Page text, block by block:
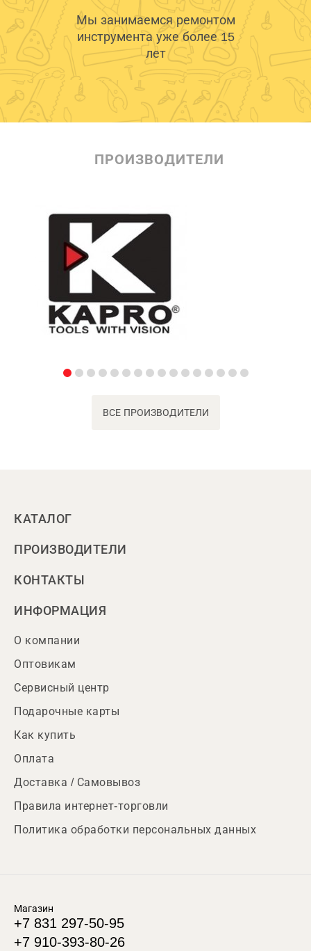
Мы занимаемся ремонтом
инструмента уже более 15
лет
ПРОИЗВОДИТЕЛИ
ВСЕ ПРОИЗВОДИТЕЛИ
КАТАЛОГ
ПРОИЗВОДИТЕЛИ
КОНТАКТЫ
ИНФОРМАЦИЯ
О компании
Оптовикам
Сервисный центр
Подарочные карты
Как купить
Оплата
Доставка / Самовывоз
Правила интернет-торговли
Политика обработки персональных данных
Магазин
+7 831 297-50-95
+7 910-393-80-26